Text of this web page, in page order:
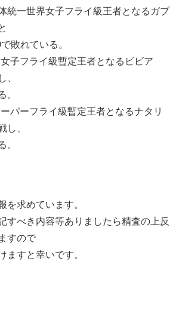
統一世界女子フライ級王者となるガブ
敗れている。
子フライ級暫定王者となるビビア
、
。
パーフライ級暫定王者となるナタリ
し、
。
求めています。
すべき内容等ありましたら精査の上反
すので
すと幸いです。